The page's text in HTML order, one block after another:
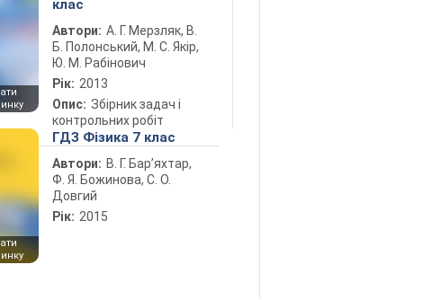
клас
Автори: А. Г. Мерзляк, В.
Б. Полонський, М. С. Якір,
Ю. М. Рабінович
Рік: 2013
Опис: Збірник задач і
контрольних робіт
ГДЗ Фізика 7 клас
Автори: В. Г. Бар’яхтар,
Ф. Я. Божинова, С. О.
Довгий
Рік: 2015